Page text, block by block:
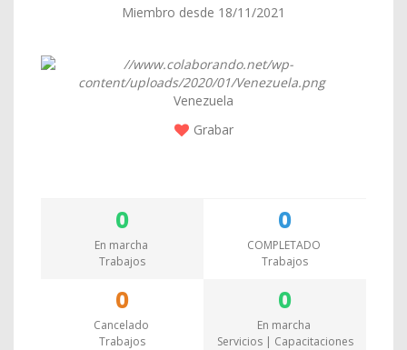
Miembro desde 18/11/2021
Venezuela
Grabar
0
En marcha
Trabajos
0
COMPLETADO
Trabajos
0
Cancelado
Trabajos
0
En marcha
Servicios | Capacitaciones